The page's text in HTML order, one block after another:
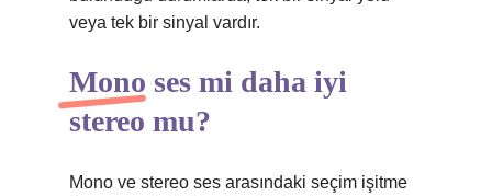
veya tek bir sinyal vardır.
Mono ses mi daha iyi
stereo mu?
Mono ve stereo ses arasındaki seçim işitme